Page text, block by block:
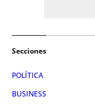
Secciones
POLÍTICA
BUSINESS